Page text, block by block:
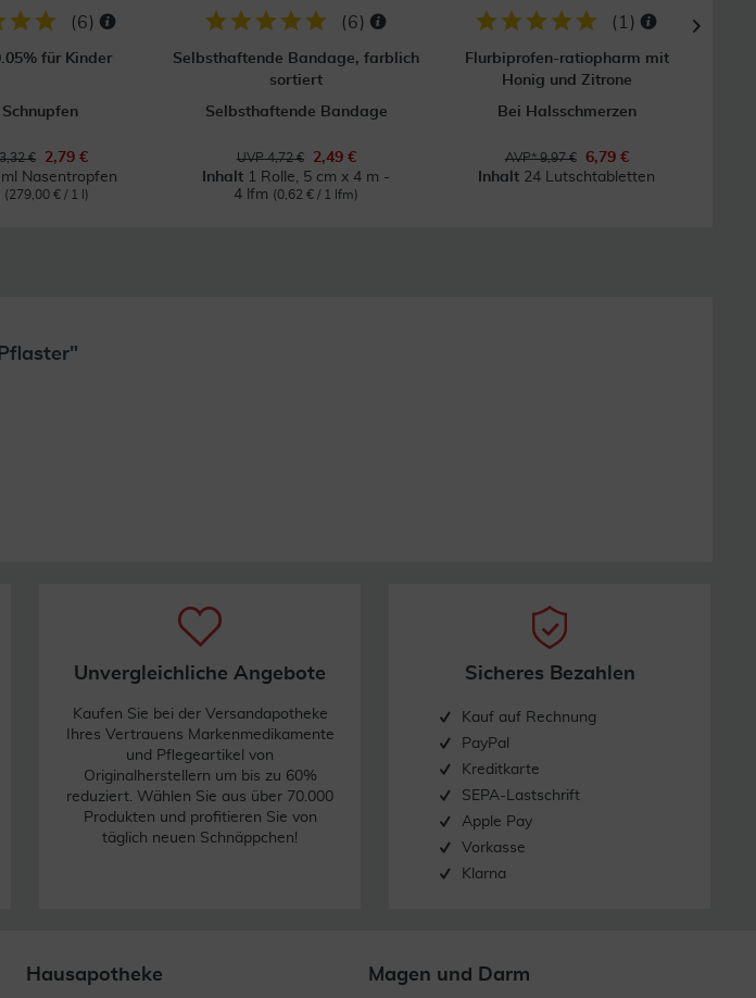
(6)
für Kinder
Schnupfen
€
2,79 €
ml Nasentropfen
(279,00 € / 1 l)
(6)
Selbsthaftende Bandage, farblich
sortiert
Selbsthaftende Bandage
UVP 4,72 €
2,49 €
Inhalt 1 Rolle, 5 cm x 4 m -
4 lfm (0,62 € / 1 lfm)
( 1 )
Flurbiprofen-ratiopharm mit
Honig und Zitrone
Bei Halsschmerzen
AVP* 9,97 €
6,79 €
Inhalt 24 Lutschtabletten
Unvergleichliche Angebote
Kaufen Sie bei der Versandapotheke
Ihres Vertrauens Markenmedikamente
und Pflegeartikel von
Originalherstellern um bis zu 60%
reduziert. Wählen Sie aus über 70.000
Produkten und profitieren Sie von
täglich neuen Schnäppchen!
Sicheres Bezahlen
Kauf auf Rechnung
PayPal
Kreditkarte
SEPA-Lastschrift
Apple Pay
Vorkasse
Klarna
Hausapotheke Magen und Darm